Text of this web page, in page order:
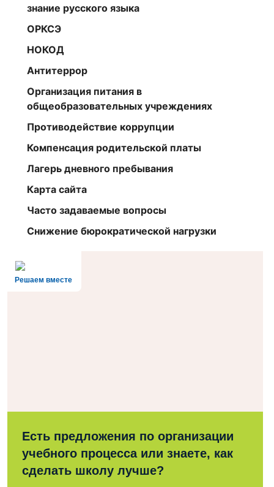
знание русского языка
ОРКСЭ
НОКОД
Антитеррор
Организация питания в
общеобразовательных учреждениях
Противодействие коррупции
Компенсация родительской платы
Лагерь дневного пребывания
Карта сайта
Часто задаваемые вопросы
Снижение бюрократической нагрузки
Решаем вместе
Есть предложения по организации
учебного процесса или знаете, как
сделать школу лучше?